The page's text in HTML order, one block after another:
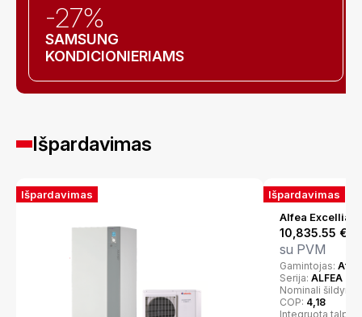
-27%
SAMSUNG
KONDICIONIERIAMS
Išpardavimas
Išpardavimas
Išpardavimas
Alfea Excellia
10,835.55 €
su PVM
Gamintojas:
Serija: ALFEA
Nominali
COP: 4,18
Integruota talpa: